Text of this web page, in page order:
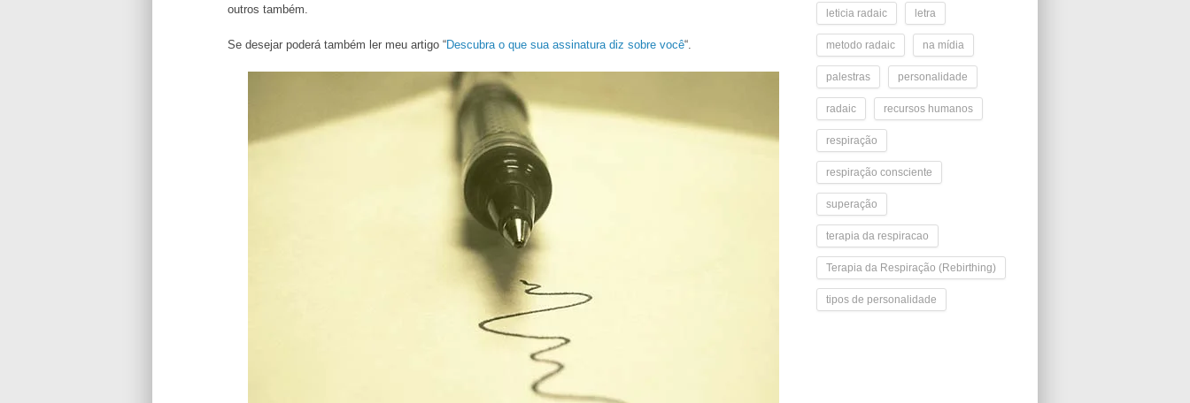
outros também.
Se desejar poderá também ler meu artigo “Descubra o que sua assinatura diz sobre você“.
leticia radaic letra
metodo radaic na mídia
palestras personalidade
radaic recursos humanos
respiração
respiração consciente
superação
terapia da respiracao
Terapia da Respiração (Rebirthing)
tipos de personalidade